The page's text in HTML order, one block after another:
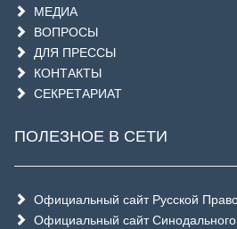
МЕДИА
ВОПРОСЫ
ДЛЯ ПРЕССЫ
КОНТАКТЫ
СЕКРЕТАРИАТ
ПОЛЕЗНОЕ В СЕТИ
Официальный сайт Русской
Официальный сайт